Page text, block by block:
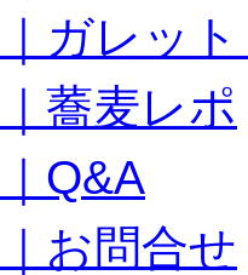
｜ガレッ
｜蕎麦レポ
｜Q&A
｜お問合せ